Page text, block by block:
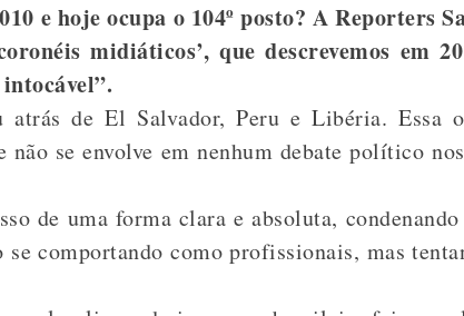
e hoje ocupa o 104º posto? A Reporters
midiáticos’, que descrevemos em
de El Salvador, Peru e Libéria. Essa
se envolve em nenhum debate político
de uma forma clara e absoluta,
se comportando como profissionais, mas